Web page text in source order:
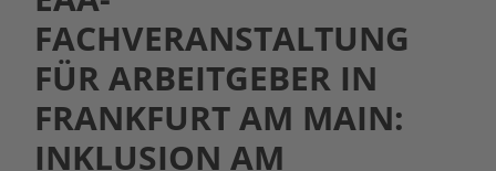
FACHVERANSTALTUNG
FÜR ARBEITGEBER IN
FRANKFURT AM MAIN:
INKLUSION AM